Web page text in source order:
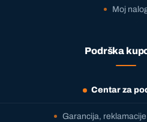
Moj
Podrška
Centar za
Garancija,